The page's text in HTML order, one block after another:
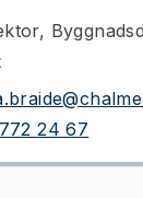
,
24 67